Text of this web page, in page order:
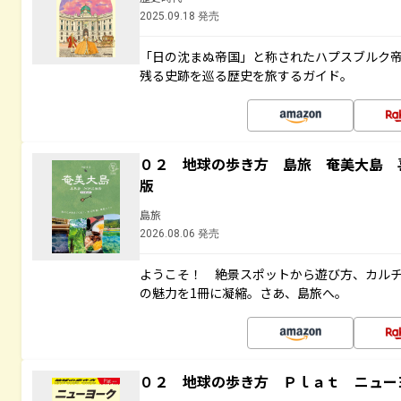
2025.09.18 発売
「日の沈まぬ帝国」と称されたハプスブル
残る史跡を巡る歴史を旅するガイド。
０２ 地球の歩き方 島旅 奄美大島
版
島旅
2026.08.06 発売
ようこそ！ 絶景スポットから遊び方、カル
の魅力を1冊に凝縮。さあ、島旅へ。
０２ 地球の歩き方 Ｐｌａｔ ニュー